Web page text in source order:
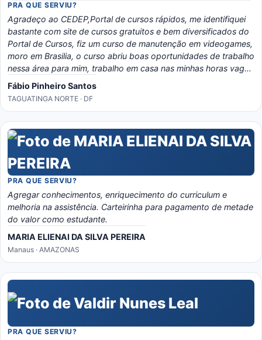
PRA QUE SERVIU?
Agradeço ao CEDEP,Portal de cursos rápidos, me identifiquei
bastante com site de cursos gratuitos e bem diversificados do
Portal de Cursos, fiz um curso de manutenção em videogames,
moro em Brasilia, o curso abriu boas oportunidades de trabalho
nessa área para mim, trabalho em casa nas minhas horas vagas
e o material é bem eladorado, separado por temas e matérias,
recomendo o portal, é instrutivo e traz conhecimento certo!
Fábio Pinheiro Santos
TAGUATINGA NORTE · DF
PRA QUE SERVIU?
Agregar conhecimentos, enriquecimento do curriculum e
melhoria na assistência. Carteirinha para pagamento de metade
do valor como estudante.
MARIA ELIENAI DA SILVA PEREIRA
Manaus · AMAZONAS
PRA QUE SERVIU?